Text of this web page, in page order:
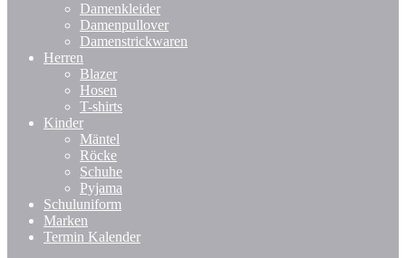
Damenkleider
Damenpullover
Damenstrickwaren
Herren
Blazer
Hosen
T-shirts
Kinder
Mäntel
Röcke
Schuhe
Pyjama
Schuluniform
Marken
Termin Kalender